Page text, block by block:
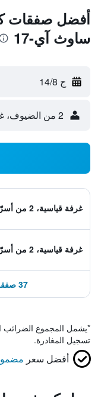
أفضل صفقات
ساوث آي-17
ج 14/8
2 من الضيوف، غرفة واحدة
غرفة قياسية، 2 من أسرّة الكوين
غرفة قياسية، 2 من أسرّة الكوين
37 صفقة إضافية ابتداءً من 357 ﷼
*يشمل المجموع الضرائب
تسجيل المغادرة.
أفضل سعر